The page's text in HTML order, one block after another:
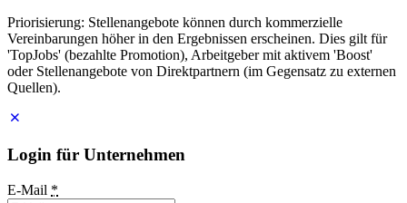
Priorisierung: Stellenangebote können durch kommerzielle
Vereinbarungen höher in den Ergebnissen erscheinen. Dies gilt für
'TopJobs' (bezahlte Promotion), Arbeitgeber mit aktivem 'Boost'
oder Stellenangebote von Direktpartnern (im Gegensatz zu externen
Quellen).
Login für Unternehmen
E-Mail *